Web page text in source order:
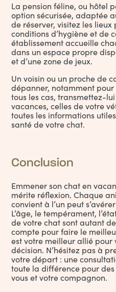
La pension féline, ou hôtel
option sécurisée, adaptée
de réserver, visitez les lieux
conditions d’hygiène et de
établissement accueille
dans un espace propre
et d’une zone de jeux.
Un voisin ou un proche de
dépanner, notamment pour
tous les cas, transmettez-
vacances, celles de votre
toutes les informations
santé de votre chat.
Conclusion
Emmener son chat en
mérite réflexion. Chaque
convient à l’un peut
L’âge, le tempérament,
de votre chat sont autant
compte pour faire le
est votre meilleur allié pour
décision. N’hésitez pas à
votre départ : une
toute la différence pour
vous et votre compagnon.